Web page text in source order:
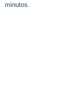
minutos.